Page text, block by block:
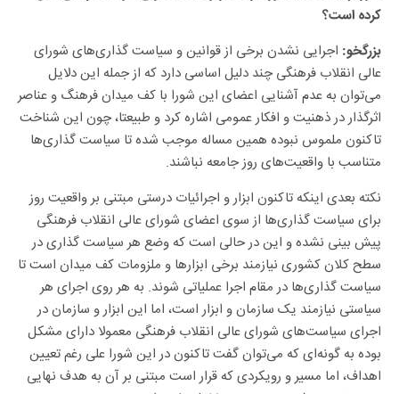
بزرگخو:اجرایی نشدن برخی از قوانین و سیاست گذاری‌های شورای
عالی انقلاب فرهنگی چند دلیل اساسی دارد که از جمله این دلایل
می‌توان به عدم آشنایی اعضای این شورا با کف میدان فرهنگ و عناصر
اثرگذار در ذهنیت و افکار عمومی اشاره کرد و طبیعتا، چون این شناخت
تاکنون ملموس نبوده همین مساله موجب شده تا سیاست گذاری‌ها
متناسب با واقعیت‌های روز جامعه نباشند.
نکته بعدی اینکه تاکنون ابزار و اجرائیات درستی مبتنی بر واقعیت روز
برای سیاست گذاری‌ها از سوی اعضای شورای عالی انقلاب فرهنگی
پیش بینی نشده و این در حالی است که وضع هر سیاست گذاری در
سطح کلان کشوری نیازمند برخی ابزار‌ها و ملزومات کف میدان است تا
سیاست گذاری‌ها در مقام اجرا عملیاتی شوند. به هر روی اجرای هر
سیاستی نیازمند یک سازمان و ابزار است، اما این ابزار و سازمان در
اجرای سیاست‌های شورای عالی انقلاب فرهنگی معمولا دارای مشکل
بوده به گونه‌ای که می‌توان گفت تاکنون در این شورا علی رغم تعیین
اهداف، اما مسیر و رویکردی که قرار است مبتنی بر آن به هدف نهایی
برسیم ترسیم نشده و به نوعی مغفول مانده است.